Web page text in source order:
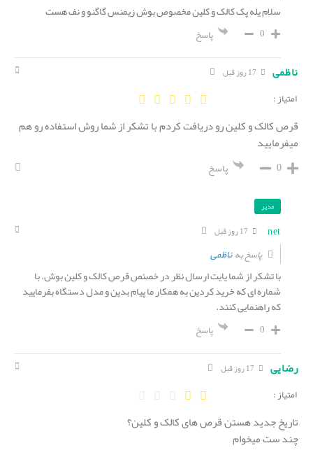
سلام یله پک کالک و کلین مخصوص بوش زیمنس گاگنو و نف هست
0 پاسخ
ناظمی
امتیاز :
قرص کالک و کلین رو دریافت کردم با تشکر از شما روش استفاده رو هم
میفرمایید
0 پاسخ
مدیر
net
پاسخ بهناظمی
با تشکر از شما یایت ارسال نظر در خصئص قرص کالک و کلین بوش. با
شماره ای که خرید کردین به همکار ما پیام بدین و مدل دستگاه بفرمایید
که راهنمایی کنند.
0 پاسخ
رضایی
امتیاز :
تاریخ جدید هستن قرص های کالک و کلین؟
چند ست میخوام